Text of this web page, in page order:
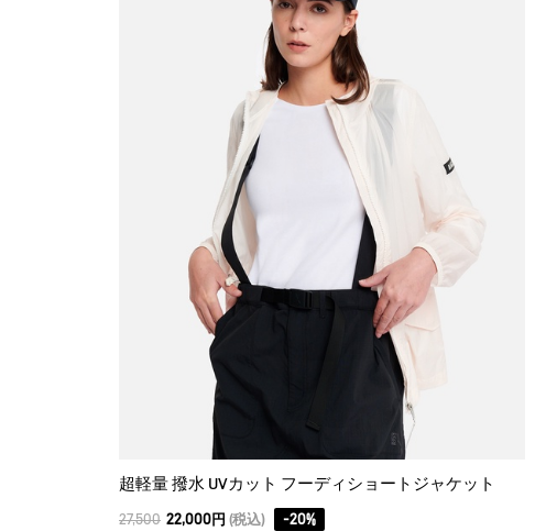
超軽量 撥水 UVカット フーディショートジャケット
27,500 22,000円 (税込) -20%